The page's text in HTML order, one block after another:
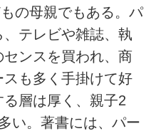
の母親でもある。パ
テレビや雑誌、執
ンスを買われ、商
も多く手掛けて好
層は厚く、親子2
い。著書には、パー